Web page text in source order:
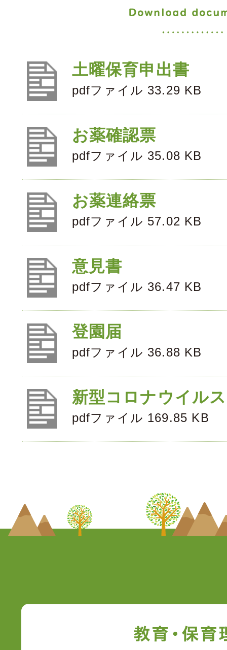
土曜保育申出書
pdfファイル 33.29 KB
お薬確認票
pdfファイル 35.08 KB
お薬連絡票
pdfファイル 57.02 KB
意見書
pdfファイル 36.47 KB
登園届
pdfファイル 36.88 KB
新型コロナウイル
pdfファイル 169.85 KB